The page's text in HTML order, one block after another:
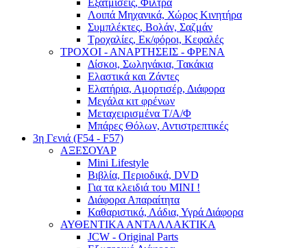
Εξατμίσεις, Φίλτρα
Λοιπά Μηχανικά, Χώρος Κινητήρα
Συμπλέκτες, Βολάν, Σαζμάν
Τροχαλίες, Εκ/φόροι, Κεφαλές
ΤΡΟΧΟΙ - ΑΝΑΡΤΗΣΕΙΣ - ΦΡΕΝΑ
Δίσκοι, Σωληνάκια, Τακάκια
Ελαστικά και Ζάντες
Ελατήρια, Αμορτισέρ, Διάφορα
Μεγάλα κιτ φρένων
Μεταχειρισμένα Τ/Α/Φ
Μπάρες Θόλων, Αντιστρεπτικές
3η Γενιά (F54 - F57)
ΑΞΕΣΟΥΑΡ
Mini Lifestyle
Βιβλία, Περιοδικά, DVD
Για τα κλειδιά του MINI !
Διάφορα Απαραίτητα
Καθαριστικά, Λάδια, Υγρά Διάφορα
ΑΥΘΕΝΤΙΚΑ ΑΝΤΑΛΛΑΚΤΙΚΑ
JCW - Original Parts